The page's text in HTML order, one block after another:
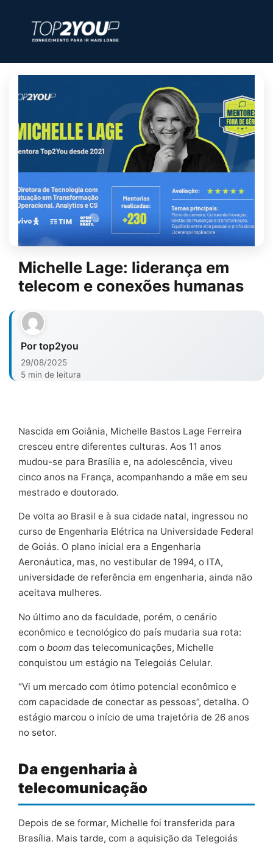
Michelle Lage: liderança em
telecom e conexões humanas
Por top2you
29/08/2025
5 min de leitura
Nascida em Goiânia, Michelle Bastos Lage Ferreira
cresceu entre diferentes culturas. Aos 11 anos
mudou-se para Brasília e, na adolescência, viveu
cinco anos na França, acompanhando a mãe em seu
mestrado e doutorado.
De volta ao Brasil e à sua cidade natal, ingressou no
curso de Engenharia Elétrica na Universidade Federal
de Goiás. O plano inicial era a Engenharia
Aeronáutica, mas, no vestibular de 1994, o ITA,
universidade de referência em engenharia, ainda não
aceitava mulheres.
No último ano da faculdade, porém, o cenário
econômico e tecnológico do país mudaria sua rota:
com o boom das telecomunicações, Michelle
conquistou um estágio na Telegoiás Celular.
“Vi um mercado com ótimo potencial econômico e
com capacidade de conectar as pessoas”, detalha. O
estágio marcou o início de uma trajetória de 26 anos
no setor.
Da engenharia à
telecomunicação
Depois de se formar, Michelle foi transferida para
Brasília. Mais tarde, com a aquisição da Telegoiás